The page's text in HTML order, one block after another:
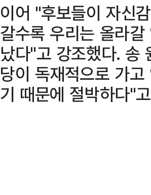
이어 "후보들이 자신
갈수록 우리는 올라
났다"고 강조했다. 송
당이 독재적으로 가
기 때문에 절박하다"